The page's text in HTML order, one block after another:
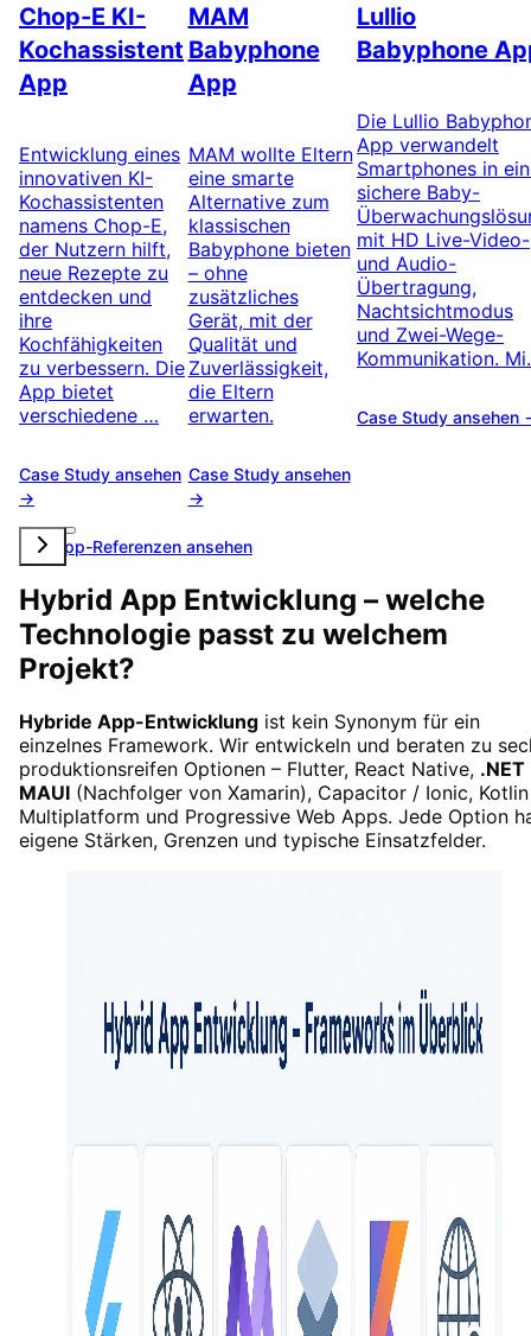
Chop-E KI-
Kochassistent
App
Entwicklung eines
innovativen KI-
Kochassistenten
namens Chop-E,
der Nutzern hilft,
neue Rezepte zu
entdecken und
ihre
Kochfähigkeiten
zu verbessern. Die
App bietet
verschiedene …
Case Study ansehen
→
MAM
Babyphone
App
MAM wollte Eltern
eine smarte
Alternative zum
klassischen
Babyphone bieten
– ohne
zusätzliches
Gerät, mit der
Qualität und
Zuverlässigkeit,
die Eltern
erwarten.
Case Study ansehen
→
Lullio
Babyphone
Die Lullio
App verwandelt
Smartphones in
sichere Baby-
mit HD Live-Video-
und Audio-
Übertragung,
Nachtsichtmodus
und Zwei-Wege-
Kommunikation.
Case Study ansehen
Alle App-Referenzen ansehen
Hybrid App Entwicklung – welche
Technologie passt zu welchem
Projekt?
Hybride App-Entwicklung ist kein Synonym für ein
einzelnes Framework. Wir entwickeln und beraten zu
produktionsreifen Optionen – Flutter, React Native, .NET
MAUI (Nachfolger von Xamarin), Capacitor / Ionic, Kotlin
Multiplatform und Progressive Web Apps. Jede Option
eigene Stärken, Grenzen und typische Einsatzfelder.